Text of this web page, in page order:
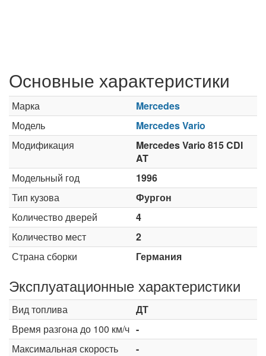
Основные характеристики
Марка
Mercedes
Модель
Mercedes Vario
Модификация
Mercedes Vario 815 CDI
AT
Модельный год
1996
Тип кузова
Фургон
Количество дверей
4
Количество мест
2
Страна сборки
Германия
Эксплуатационные характеристики
Вид топлива
ДТ
Время разгона до 100 км/ч -
Максимальная скорость
-